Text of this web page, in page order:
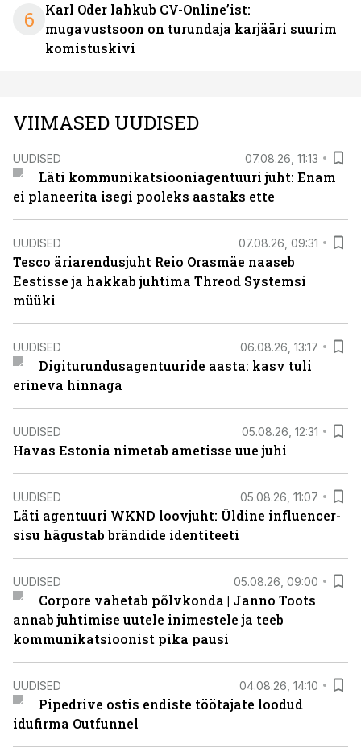
6
Karl Oder lahkub CV-Online’ist:
mugavustsoon on turundaja karjääri suurim
komistuskivi
VIIMASED UUDISED
UUDISED 07.08.26, 11:13
Läti kommunikatsiooniagentuuri juht: Enam
ei planeerita isegi pooleks aastaks ette
UUDISED 07.08.26, 09:31
Tesco äriarendusjuht Reio Orasmäe naaseb
Eestisse ja hakkab juhtima Threod Systemsi
müüki
UUDISED 06.08.26, 13:17
Digiturundusagentuuride aasta: kasv tuli
erineva hinnaga
UUDISED 05.08.26, 12:31
Havas Estonia nimetab ametisse uue juhi
UUDISED 05.08.26, 11:07
Läti agentuuri WKND loovjuht: Üldine influencer-
sisu hägustab brändide identiteeti
UUDISED 05.08.26, 09:00
Corpore vahetab põlvkonda | Janno Toots
annab juhtimise uutele inimestele ja teeb
kommunikatsioonist pika pausi
UUDISED 04.08.26, 14:10
Pipedrive ostis endiste töötajate loodud
idufirma Outfunnel